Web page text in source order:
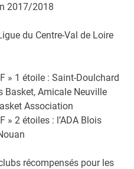
2017/2018
du Centre-Val de Loire
» 1 étoile : Saint-Doulchard
Basket, Amicale Neuville
Association
» 2 étoiles : l’ADA Blois
récompensés pour les